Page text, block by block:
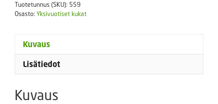
Tuotetunnus (SKU): 559
Osasto: Yksivuotiset kukat
Kuvaus
Lisätiedot
Kuvaus